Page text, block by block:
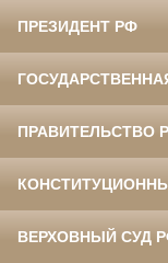
ПРЕЗИДЕНТ РФ
ПРАВИТЕЛЬСТВО
ВЕРХОВНЫЙ СУД